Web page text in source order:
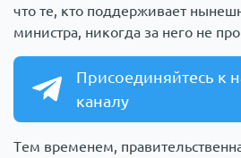
что те, кто поддерживает
министра, никогда за него не
Присоединяйтесь к
каналу
Тем временем,